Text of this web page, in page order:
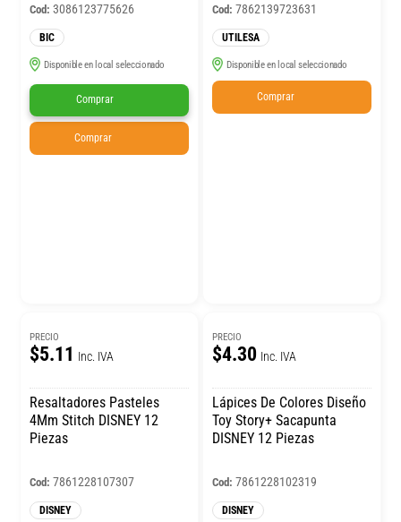
Cod: 3086123775626
BIC
Disponible en local seleccionado
Comprar
Comprar
Cod: 7862139723631
UTILESA
Disponible en local seleccionado
Comprar
PRECIO
$5.11 Inc. IVA
Resaltadores Pasteles
4Mm Stitch DISNEY 12
Piezas
Cod: 7861228107307
DISNEY
PRECIO
$4.30 Inc. IVA
Lápices De Colores Diseño
Toy Story+ Sacapunta
DISNEY 12 Piezas
Cod: 7861228102319
DISNEY